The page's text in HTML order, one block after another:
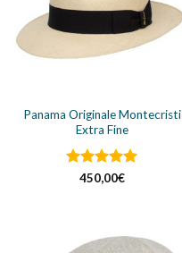
Panama Originale Montecristi
Extra Fine
Valutato5
450,00€